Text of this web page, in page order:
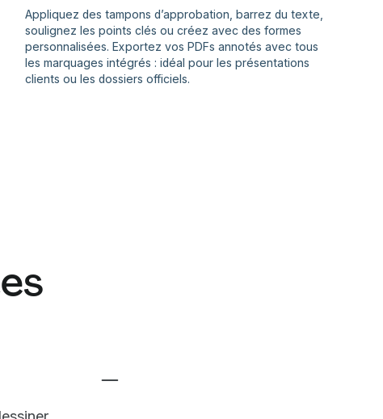
Appliquez des tampons d’approbation, barrez du texte,
soulignez les points clés ou créez avec des formes
personnalisées. Exportez vos PDFs annotés avec tous
les marquages intégrés : idéal pour les présentations
clients ou les dossiers officiels.